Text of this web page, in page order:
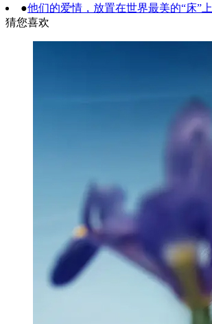
●他们的爱情，放置在世界最美的“床”上
猜您喜欢